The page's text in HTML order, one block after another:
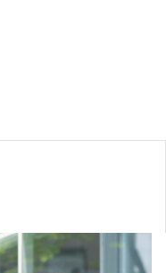
言科目（丙類科
目取得「D或E級」
第二級」／「第三
語／西班牙語語言能